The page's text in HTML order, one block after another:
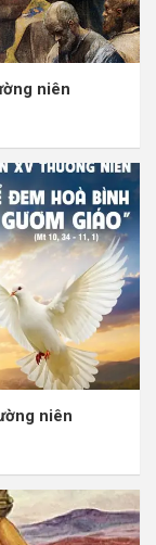
niên
niên